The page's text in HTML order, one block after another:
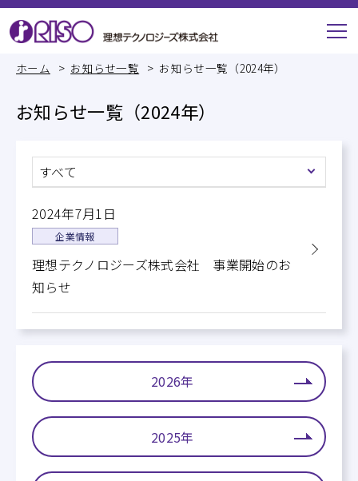
ホーム お知らせ一覧 お知らせ一覧（2024年）
お知らせ一覧（2024年）
すべて
2024年7月1日
企業情報
理想テクノロジーズ株式会社 事業開始のお
知らせ
2026年
2025年